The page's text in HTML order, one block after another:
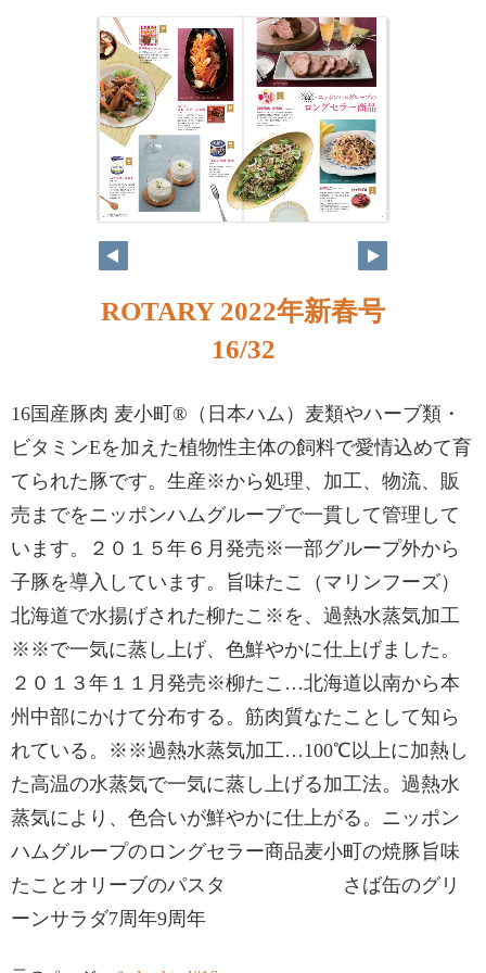
ROTARY 2022年新春号
16/32
16国産豚肉 麦小町®（日本ハム）麦類やハーブ類・
ビタミンEを加えた植物性主体の飼料で愛情込めて育
てられた豚です。生産※から処理、加工、物流、販
売までをニッポンハムグループで一貫して管理して
います。２０１５年６月発売※一部グループ外から
子豚を導入しています。旨味たこ（マリンフーズ）
北海道で水揚げされた柳たこ※を、過熱水蒸気加工
※※で一気に蒸し上げ、色鮮やかに仕上げました。
２０１３年１１月発売※柳たこ…北海道以南から本
州中部にかけて分布する。筋肉質なたことして知ら
れている。※※過熱水蒸気加工…100℃以上に加熱し
た高温の水蒸気で一気に蒸し上げる加工法。過熱水
蒸気により、色合いが鮮やかに仕上がる。ニッポン
ハムグループのロングセラー商品麦小町の焼豚旨味
たことオリーブのパスタ さば缶のグリ
ーンサラダ7周年9周年